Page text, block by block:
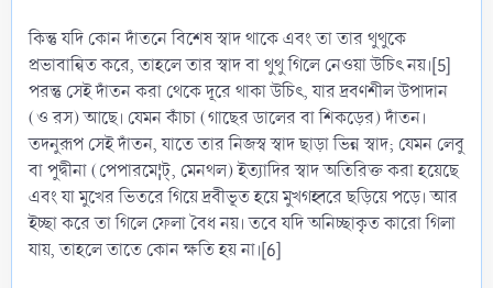
কিন্তু যদি কোন দাঁতনে বিশেষ স্বাদ থাকে এবং তা তার থুথুকে
প্রভাবান্বিত করে, তাহলে তার স্বাদ বা থুথু গিলে নেওয়া উচিৎ নয়।[5]
পরন্তু সেই দাঁতন করা থেকে দূরে থাকা উচিৎ, যার দ্রবণশীল উপাদান
(ও রস) আছে। যেমন কাঁচা (গাছের ডালের বা শিকড়ের) দাঁতন।
তদনুরূপ সেই দাঁতন, যাতে তার নিজস্ব স্বাদ ছাড়া ভিন্ন স্বাদ; যেমন লেবু
বা পুদ্বীনা (পেপারমে¦ট্, মেনথল) ইত্যাদির স্বাদ অতিরিক্ত করা হয়েছে
এবং যা মুখের ভিতরে গিয়ে দ্রবীভূত হয়ে মুখগহ্বরে ছড়িয়ে পড়ে। আর
ইচ্ছা করে তা গিলে ফেলা বৈধ নয়। তবে যদি অনিচ্ছাকৃত কারো গিলা
যায়, তাহলে তাতে কোন ক্ষতি হয় না।[6]